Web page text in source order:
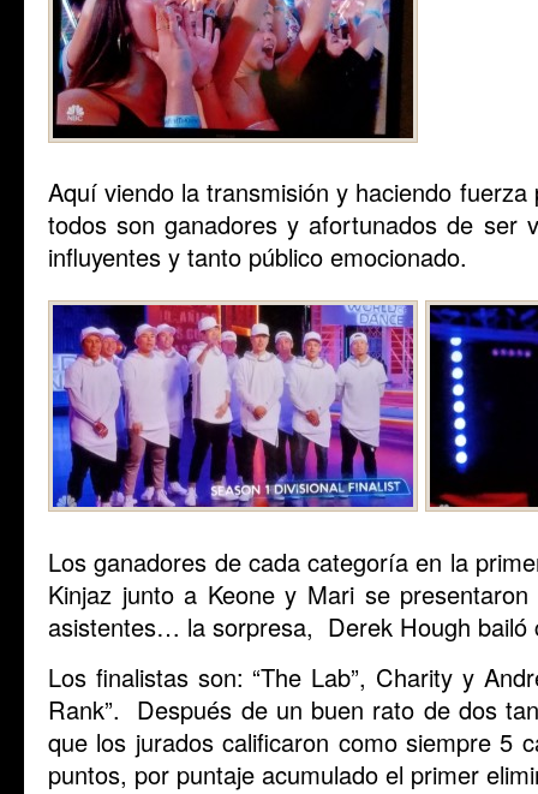
Aquí viendo la transmisión y haciendo
todos son ganadores y afortunados de ser
influyentes y tanto público emocionado.
Los ganadores de cada categoría en la
Kinjaz junto a Keone y Mari se
asistentes… la sorpresa, Derek Hough bailó
Los finalistas son: “The Lab”, Charity y
Rank”. Después de un buen rato de dos
que los jurados calificaron como siempre 5
puntos, por puntaje acumulado el primer